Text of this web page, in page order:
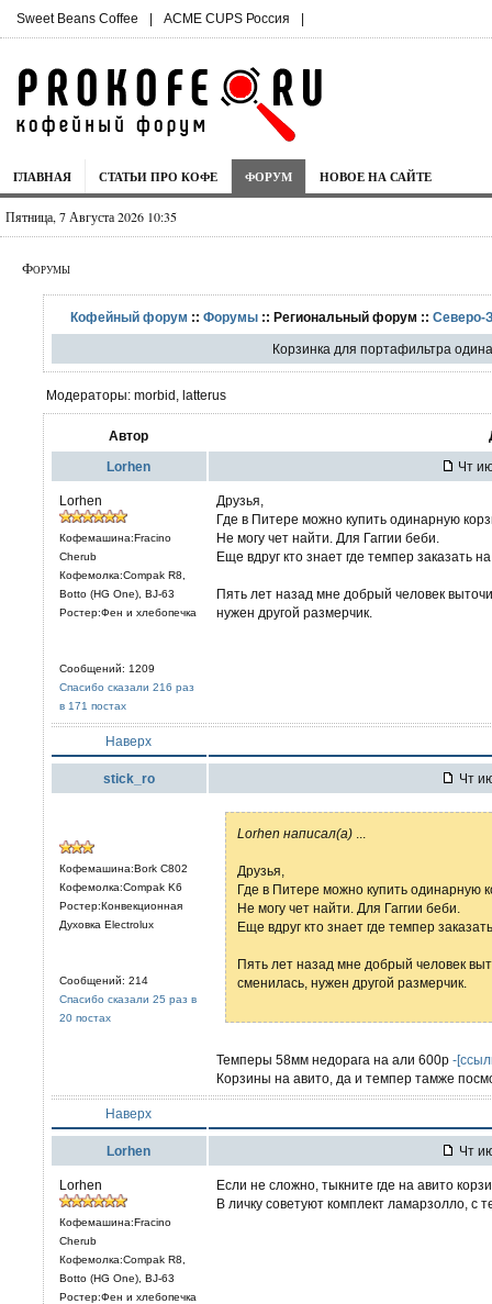
Sweet Beans Coffee | ACME CUPS Россия |
ГЛАВНАЯ СТАТЬИ ПРО КОФЕ ФОРУМ НОВОЕ НА САЙТЕ
Пятница, 7 Августа 2026 10:35
Форумы
Кофейный форум :: Форумы :: Региональный форум :: Северо-
Корзинка для портафильтра
Модераторы: morbid, latterus
Автор
Lorhen Чт
Lorhen
Кофемашина:Fracino
Cherub
Кофемолка:Compak R8,
Botto (HG One), BJ-63
Ростер:Фен и хлебопечка
Сообщений: 1209
Спасибо сказали 216 раз
в 171 постах
Друзья,
Где в Питере можно купить одинарную
Не могу чет найти. Для Гаггии беби.
Еще вдруг кто знает где темпер заказать
Пять лет назад мне добрый человек
нужен другой размерчик.
Наверх
stick_ro Чт
Кофемашина:Bork C802
Кофемолка:Compak K6
Ростер:Конвекционная
Духовка Electrolux
Сообщений: 214
Спасибо сказали 25 раз в
20 постах
Lorhen написал(а)
Друзья,
Где в Питере можно купить одинарную
Не могу чет найти. Для Гаггии беби.
Еще вдруг кто знает где темпер
Пять лет назад мне добрый человек
сменилась, нужен другой размерчик.
Темперы 58мм недорага на али 600р -
Корзины на авито, да и темпер тамже
Наверх
Lorhen Чт
Lorhen
Кофемашина:Fracino
Cherub
Кофемолка:Compak R8,
Botto (HG One), BJ-63
Ростер:Фен и хлебопечка
Если не сложно, тыкните где на авито
В личку советуют комплект ламарзолло, с